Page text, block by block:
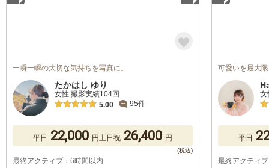
一瞬一瞬の大切な気持ちを写真に。
たかはし ゆり
女性 撮影実績104回
5.00
95件
平日 22,000 円土日祝 26,400 円
最終アクティブ：6時間以内
可愛いを最大
女
平日
最終アクティ